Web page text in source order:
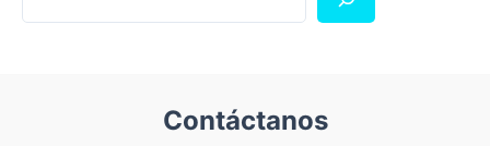
Contáctanos